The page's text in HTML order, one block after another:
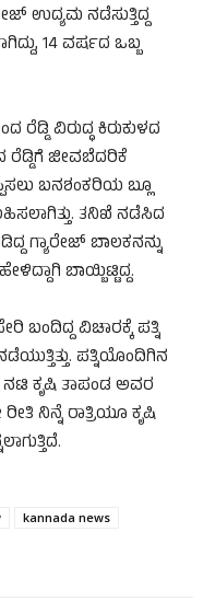
ಉದ್ಯಮ ನಡೆಸುತ್ತಿದ್ದ
14 ವರ್ಷದ ಒಬ್ಬ
ವಿರುದ್ಧ ಕಿರುಕುಳದ
ರೆಡ್ಡಿಗೆ ಜೀವಬೆದರಿಕೆ
ಬನಶಂಕರಿಯ ಬ್ಲೂ
ತನಿಖೆ ನಡೆಸಿದ
ಬಾಲಕನನ್ನು
ಬಾಯ್ಬಿಟ್ಟಿದ್ದ.
ಬಂದಿದ್ದ ವಿಚಾರಕ್ಕೆ ಪತ್ನಿ
ಪತ್ನಿಯೊಂದಿಗಿನ
ನಟಿ ಕೃಷಿ ತಾಪಂಡ ಅವರ
ನಿನ್ನೆ ರಾತ್ರಿಯೂ ಕೃಷಿ
kannada news